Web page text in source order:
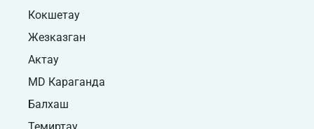
Кокшетау
Жезказган
Актау
MD Караганда
Балхаш
Темиртау